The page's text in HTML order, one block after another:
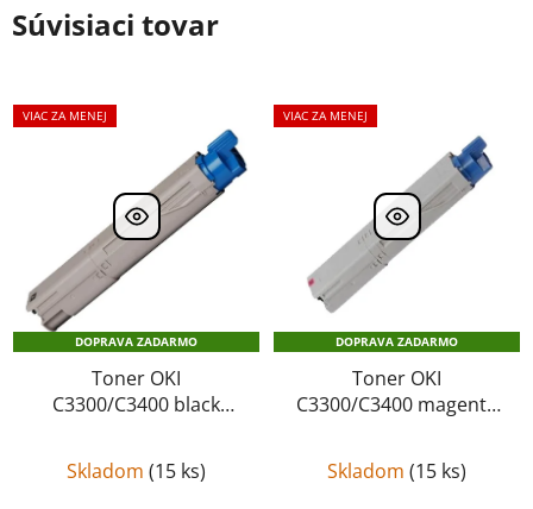
Súvisiaci tovar
VIAC ZA MENEJ
DOPRAVA ZADARMO
Toner OKI
C3300/C3400 black
C3400
Skladom (15 ks)
VIAC ZA MENEJ
DOPRAVA ZADARMO
Toner OKI
C3300/C3400 magenta
C3300/C3400
Skladom (15 ks)